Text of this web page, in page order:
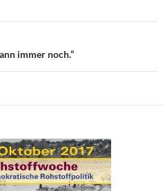
immer noch.“